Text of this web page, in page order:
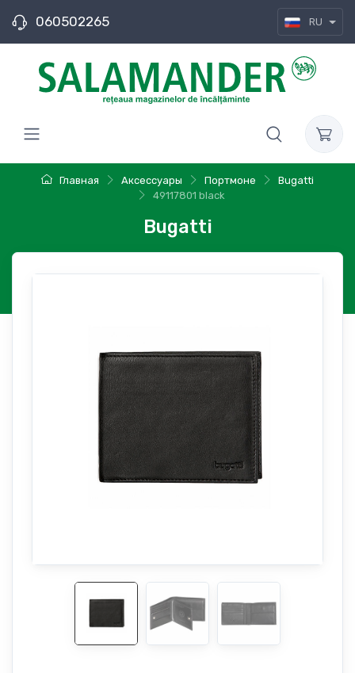
060502265 RU
Главная Аксессуары Портмоне
Bugatti
49117801 black
Bugatti